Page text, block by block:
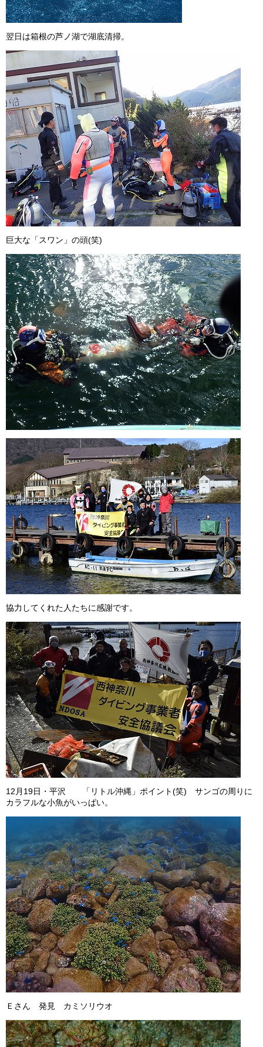
翌日は箱根の芦ノ湖で湖底清掃。
巨大な「スワン」の頭(笑)
協力してくれた人たちに感謝です。
12月19日・平沢 「リトル沖縄」ポイント(笑) サンゴの周りに
カラフルな小魚がいっぱい。
Ｅさん 発見 カミソリウオ